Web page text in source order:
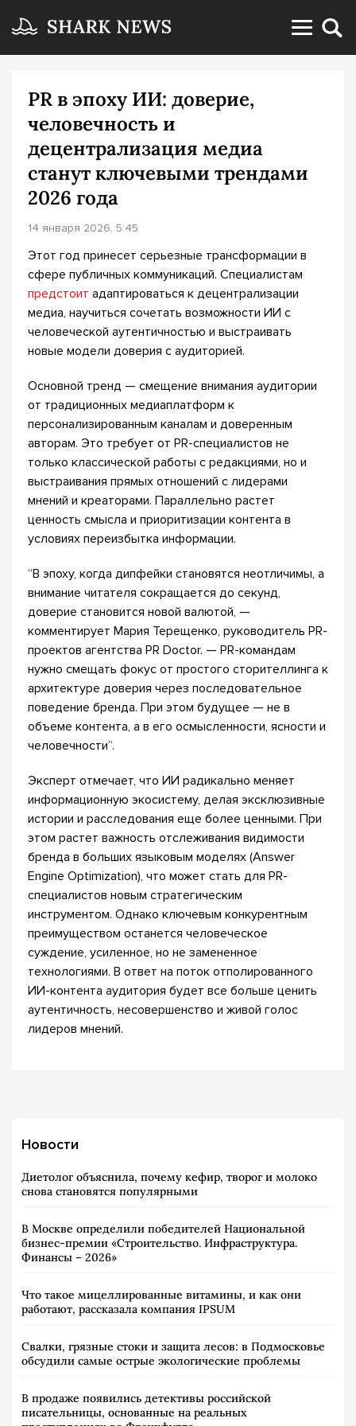
PR в эпоху ИИ: доверие,
человечность и
децентрализация медиа
станут ключевыми трендами
2026 года
14 января 2026, 5:45
Этот год принесет серьезные трансформации в
сфере публичных коммуникаций. Специалистам
предстоит адаптироваться к децентрализации
медиа, научиться сочетать возможности ИИ с
человеческой аутентичностью и выстраивать
новые модели доверия с аудиторией.
Основной тренд — смещение внимания аудитории
от традиционных медиаплатформ к
персонализированным каналам и доверенным
авторам. Это требует от PR-специалистов не
только классической работы с редакциями, но и
выстраивания прямых отношений с лидерами
мнений и креаторами. Параллельно растет
ценность смысла и приоритизации контента в
условиях переизбытка информации.
“В эпоху, когда дипфейки становятся неотличимы, а
внимание читателя сокращается до секунд,
доверие становится новой валютой, —
комментирует Мария Терещенко, руководитель PR-
проектов агентства PR Doctor. — PR-командам
нужно смещать фокус от простого сторителлинга к
архитектуре доверия через последовательное
поведение бренда. При этом будущее — не в
объеме контента, а в его осмысленности, ясности и
человечности”.
Эксперт отмечает, что ИИ радикально меняет
информационную экосистему, делая эксклюзивные
истории и расследования еще более ценными. При
этом растет важность отслеживания видимости
бренда в больших языковым моделях (Answer
Engine Optimization), что может стать для PR-
специалистов новым стратегическим
инструментом. Однако ключевым конкурентным
преимуществом останется человеческое
суждение, усиленное, но не замененное
технологиями. В ответ на поток отполированного
ИИ-контента аудитория будет все больше ценить
аутентичность, несовершенство и живой голос
лидеров мнений.
Новости
Диетолог объяснила, почему кефир, творог и молоко
снова становятся популярными
В Москве определили победителей Национальной
бизнес-премии «Строительство. Инфраструктура.
Финансы – 2026»
Что такое мицеллированные витамины, и как они
работают, рассказала компания IPSUM
Свалки, грязные стоки и защита лесов: в Подмосковье
обсудили самые острые экологические проблемы
В продаже появились детективы российской
писательницы, основанные на реальных